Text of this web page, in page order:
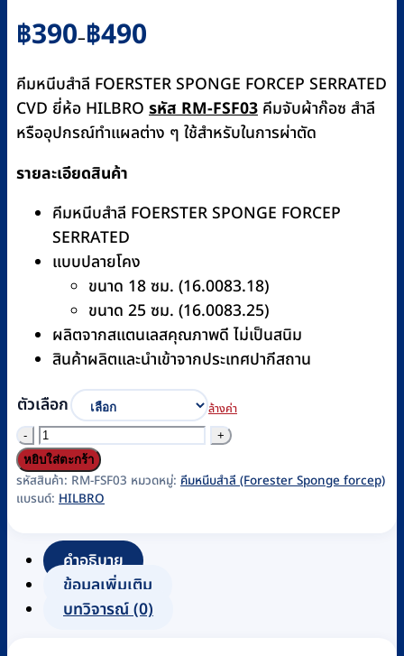
฿390–฿490
Price
range:
฿390
through
฿490
คีมหนีบสำลี FOERSTER SPONGE FORCEP SERRATED
CVD ยี่ห้อ HILBRO รหัส RM-FSF03 คีมจับผ้าก๊อซ สำลี
หรืออุปกรณ์ทำแผลต่าง ๆ ใช้สำหรับในการผ่าตัด
รายละเอียดสินค้า
คีมหนีบสำลี FOERSTER SPONGE FORCEP
SERRATED
แบบปลายโคง
ขนาด 18 ซม. (16.0083.18)
ขนาด 25 ซม. (16.0083.25)
ผลิตจากสแตนเลสคุณภาพดี ไม่เป็นสนิม
สินค้าผลิตและนำเข้าจากประเทศปากีสถาน
ตัวเลือก
ล้างค่า
จำนวน
คีม
หนีบ
สำลี
SPONGE
FORCEP
SERRATED
หยิบใส่ตะกร้า
รหัสสินค้า: RM-FSF03 หมวดหมู่: คีมหนีบสำลี (Forester Sponge forcep)
แบรนด์: HILBRO
คำอธิบาย
ข้อมูลเพิ่มเติม
บทวิจารณ์ (0)